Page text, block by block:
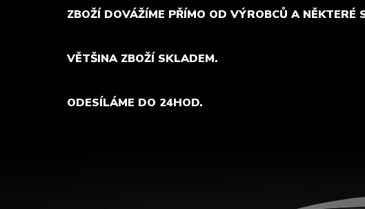
ZBOŽÍ DOVÁŽÍME PŘÍMO OD VÝROBCŮ A
VĚTŠINA ZBOŽÍ SKLADEM.
ODESÍLÁME DO 24HOD.